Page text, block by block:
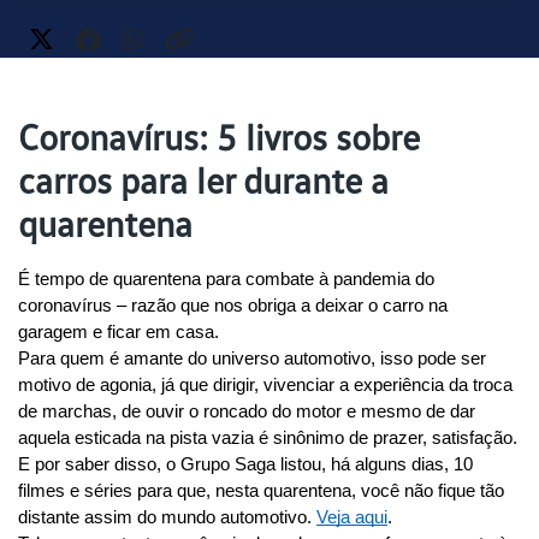
Coronavírus: 5 livros sobre
carros para ler durante a
quarentena
É tempo de quarentena para combate à pandemia do
coronavírus – razão que nos obriga a deixar o carro na
garagem e ficar em casa.
Para quem é amante do universo automotivo, isso pode ser
motivo de agonia, já que dirigir, vivenciar a experiência da troca
de marchas, de ouvir o roncado do motor e mesmo de dar
aquela esticada na pista vazia é sinônimo de prazer, satisfação.
E por saber disso, o Grupo Saga listou, há alguns dias, 10
filmes e séries para que, nesta quarentena, você não fique tão
distante assim do mundo automotivo. Veja aqui.